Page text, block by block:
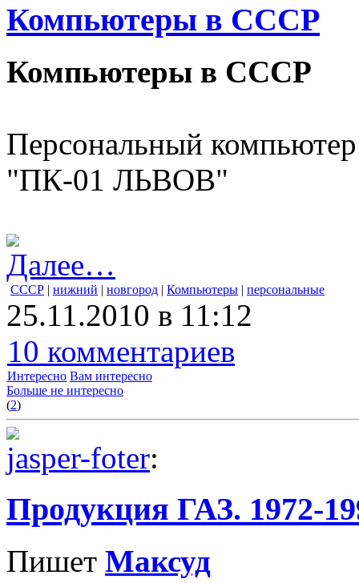
Компьютеры в СССР
Компьютеры в СССР
Персональный компьютер
"ПК-01 ЛЬВОВ"
Далее…
СССР | нижний | новгород | Компьютеры | персональные
25.11.2010 в 11:12
10 комментариев
Интересно Вам интересно
Больше не интересно
(2)
jasper-foter:
Продукция ГАЗ. 1972-
Пишет Максуд